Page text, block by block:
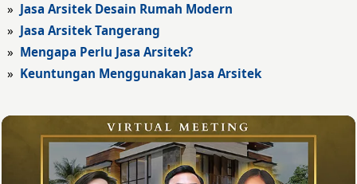
» Jasa Arsitek Desain Rumah Modern
» Jasa Arsitek Tangerang
» Mengapa Perlu Jasa Arsitek?
» Keuntungan Menggunakan Jasa Arsitek